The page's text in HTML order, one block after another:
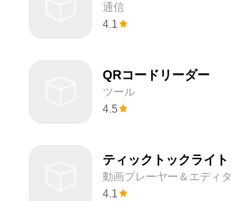
通信
4.1
QRコードリーダー
ツール
4.5
ティックトックライト
動画プレーヤー＆エディタ
4.1